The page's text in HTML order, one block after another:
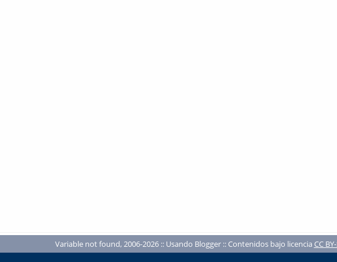
Variable not found, 2006-2026 :: Usando Blogger :: Contenidos bajo licencia CC